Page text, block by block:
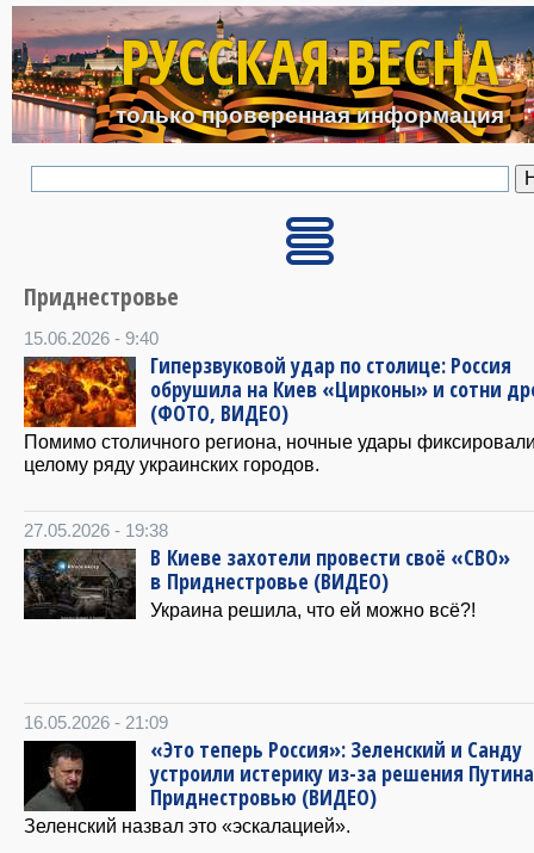
Перейти к основному
РУССКАЯ ВЕСНА
только проверенная информация
Приднестровье
15.06.2026 - 9:40
Гиперзвуковой удар по столице: Россия
обрушила на Киев «Цирконы» и сотни
(ФОТО, ВИДЕО)
Помимо столичного региона, ночные удары
целому ряду украинских городов.
27.05.2026 - 19:38
В Киеве захотели провести своё «СВО»
в Приднестровье (ВИДЕО)
Украина решила, что ей можно всё?!
16.05.2026 - 21:09
«Это теперь Россия»: Зеленский и Санду
устроили истерику из-за решения
Приднестровью (ВИДЕО)
Зеленский назвал это «эскалацией».